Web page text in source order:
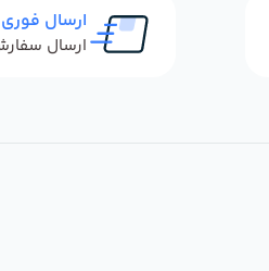
ارسال فوری